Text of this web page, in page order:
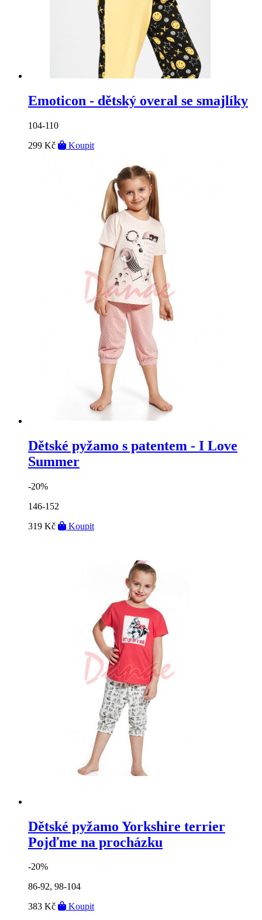
Emoticon - dětský overal se smajlíky
104-110
299 Kč
Koupit
Dětské pyžamo s patentem - I Love
Summer
-20%
146-152
319 Kč
Koupit
Dětské pyžamo Yorkshire terrier
Pojďme na procházku
-20%
86-92, 98-104
383 Kč
Koupit